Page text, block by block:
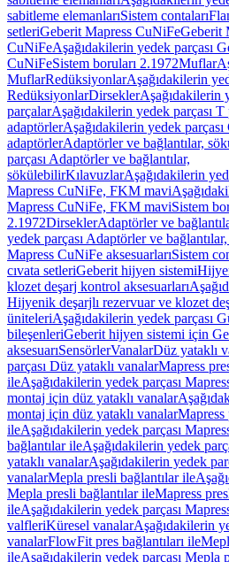
sabitleme elemanlarıSistem contaları
setleriGeberit Mapress CuNiFeGeberit
CuNiFeAşağıdakilerin yedek parçası
CuNiFeSistem boruları 2.1972Muflar
MuflarRedüksiyonlarAşağıdakilerin
RedüksiyonlarDirseklerAşağıdakilerin
parçalarAşağıdakilerin yedek parçası T
adaptörlerAşağıdakilerin yedek parçası
adaptörlerAdaptörler ve bağlantılar,
parçası Adaptörler ve bağlantılar,
sökülebilirKılavuzlarAşağıdakilerin
Mapress CuNiFe, FKM mavi
Mapress CuNiFe, FKM maviSistem
2.1972DirseklerAdaptörler ve
yedek parçası Adaptörler ve
Mapress CuNiFe aksesuarlarıSistem
cıvata setleriGeberit hijyen sistemi
klozet deşarj kontrol aksesuarları
Hijyenik deşarjlı rezervuar ve klozet
üniteleriAşağıdakilerin yedek parçası
bileşenleriGeberit hijyen sistemi için
aksesuarıSensörlerVanalarDüz yataklı
parçası Düz yataklı vanalarMapress
ileAşağıdakilerin yedek parçası
montaj için düz yataklı vanalar
montaj için düz yataklı vanalarMapress
ileAşağıdakilerin yedek parçası
bağlantılar ileAşağıdakilerin yedek
yataklı vanalarAşağıdakilerin yedek
vanalarMepla presli bağlantılar ile
Mepla presli bağlantılar ileMapress
ileAşağıdakilerin yedek parçası
valfleriKüresel vanalarAşağıdakilerin
vanalarFlowFit pres bağlantıları ile
ileAşağıdakilerin yedek parçası Mepla